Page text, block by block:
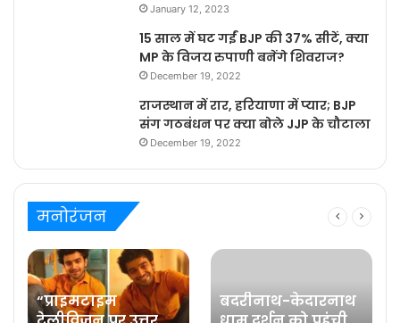
January 12, 2023
15 साल में घट गईं BJP की 37% सीटें, क्या
MP के विजय रुपाणी बनेंगे शिवराज?
December 19, 2022
राजस्थान में रार, हरियाणा में प्यार; BJP
संग गठबंधन पर क्या बोले JJP के चौटाला
December 19, 2022
मनोरंजन
“प्राइमटाइम
बदरीनाथ-केदारनाथ